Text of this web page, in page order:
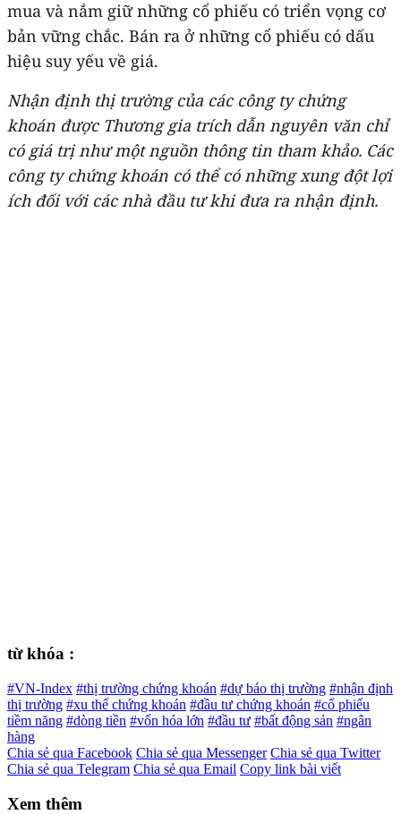
mua và nắm giữ những cổ phiếu có triển vọng cơ
bản vững chắc. Bán ra ở những cổ phiếu có dấu
hiệu suy yếu về giá.
Nhận định thị trường của các công ty chứng
khoán được Thương gia trích dẫn nguyên văn chỉ
có giá trị như một nguồn thông tin tham khảo. Các
công ty chứng khoán có thể có những xung đột lợi
ích đối với các nhà đầu tư khi đưa ra nhận định.
từ khóa :
#VN-Index #thị trường chứng khoán #dự báo thị trường #nhận định
thị trường #xu thế chứng khoán #đầu tư chứng khoán #cổ phiếu
tiềm năng #dòng tiền #vốn hóa lớn #đầu tư #bất động sản #ngân
hàng
Chia sẻ qua Facebook Chia sẻ qua Messenger Chia sẻ qua Twitter
Chia sẻ qua Telegram Chia sẻ qua Email Copy link bài viết
Xem thêm